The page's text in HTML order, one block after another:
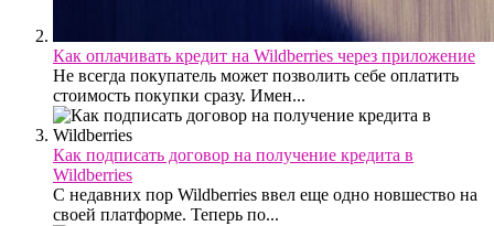
Как оплачивать кредит на Wildberries через приложение
Не всегда покупатель может позволить себе оплатить
стоимость покупки сразу. Имен...
Как подписать договор на получение кредита в
Wildberries
С недавних пор Wildberries ввел еще одно новшество на
своей платформе. Теперь по...